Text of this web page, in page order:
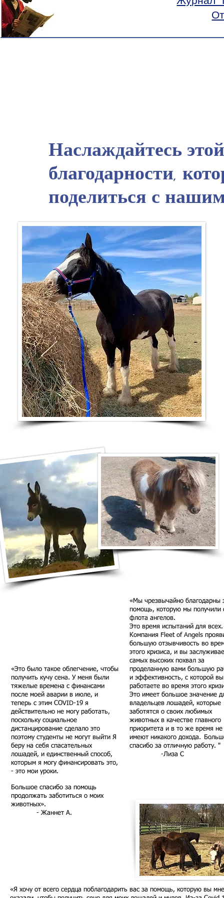
Наслаждайтесь
благодарности,
поделиться с
«Это было такое облегчение, чтобы
получить кучу сена. У меня были
тяжелые времена с финансами
после моей аварии в июле, и
теперь с этим COVID-19 я
действительно не могу работать,
поскольку социальное
дистанцирование сделало это
поэтому студенты не могут выйти Я
беру на себя спасательных
лошадей, и единственный способ,
которым я могу финансировать это,
- это мои уроки.
Большое спасибо за помощь
продолжать заботиться о моих
животных».
- Жаннет А.
«Мы чрезвычайно благодарны
помощь, которую мы получили
флота ангелов.
Это время испытаний для всех.
Компания Fleet of Angels
большую отзывчивость во
этого кризиса, и вы
самых высоких похвал за
проделанную вами большую
и эффективность, с которой вы
работаете во время этого
Это имеет большое значение
владельцев лошадей, которые
заботятся о своих любимых
животных в качестве главного
приоритета и в то же время не
имеют никакого дохода.
спасибо за отличную работу. "
-Лиза С
«Я хочу от всего сердца поблагодарить вас за помощь, которую вы мне